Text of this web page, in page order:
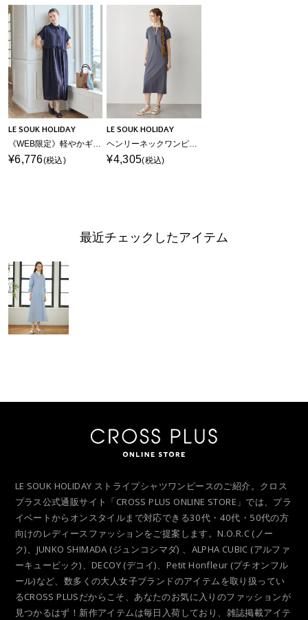
LE SOUK HOLIDAY
《WEB限定》軽やかギャザーワンピース
¥6,776(税込)
LE SOUK HOLIDAY
ヘンリーネックワンピース【接触冷感・吸水速乾】
¥4,305(税込)
最近チェックしたアイテム
LE SOUK HOLIDAY ストライプシャツワンピースのご紹介。クロス
プラス公式通販サイト「CROSS PLUS ONLINE STORE」では、プラ
イベートからオンスタイルまで対応できる30代・40代・50代の方
向けのレディースファッションをご提案します。N.O.R.C (ノー
ク)、JUNKO SHIMADA (ジュンコシマダ) 、ALPHA CUBIC (アルファ
ーキュービック)、DECOY (デコイ)、Petit Honfleur (プチオンフル
ール)など、数多くの大人女子ブランドのアイテムを取り扱ってい
るCROSS PLUSだからこそ、あなたのお気に入りのファッションが
見つかるはず！新作アイテムは毎日入荷しており、雑誌掲載アイテ